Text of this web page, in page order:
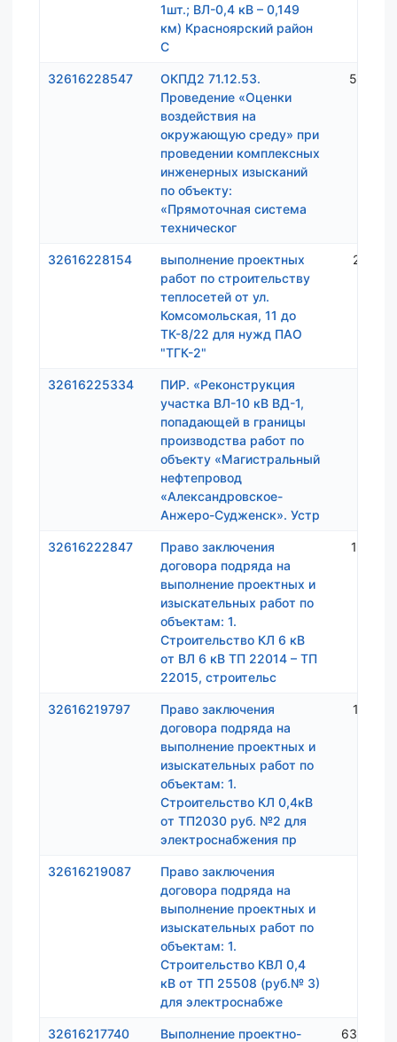
1шт.; ВЛ-0,4 кВ – 0,149
км) Красноярский район
С
32616228547
ОКПД2 71.12.53.
Проведение «Оценки
воздействия на
окружающую среду» при
проведении комплексных
инженерных изысканий
по объекту:
«Прямоточная система
техническог
5 930
32616228154
выполнение проектных
работ по строительству
теплосетей от ул.
Комсомольская, 11 до
ТК-8/22 для нужд ПАО
"ТГК-2"
2 512
32616225334
ПИР. «Реконструкция
участка ВЛ-10 кВ ВД-1,
попадающей в границы
производства работ по
объекту «Магистральный
нефтепровод
«Александровское-
Анжеро-Судженск». Устр
32616222847
Право заключения
договора подряда на
выполнение проектных и
изыскательных работ по
объектам: 1.
Строительство КЛ 6 кВ
от ВЛ 6 кВ ТП 22014 – ТП
22015, строительс
1 404
32616219797
Право заключения
договора подряда на
выполнение проектных и
изыскательных работ по
объектам: 1.
Строительство КЛ 0,4кВ
от ТП2030 руб. №2 для
электроснабжения пр
1 598
32616219087
Право заключения
договора подряда на
выполнение проектных и
изыскательных работ по
объектам: 1.
Строительство КВЛ 0,4
кВ от ТП 25508 (руб.№ 3)
для электроснабже
32616217740
Выполнение проектно-
63 000